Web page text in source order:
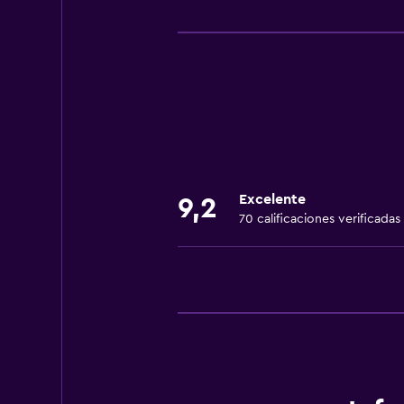
Wifi gratis
Artículos de aseo gratis
Sistema de entretenimiento
9,2 Excelente
70 calificaciones verificadas